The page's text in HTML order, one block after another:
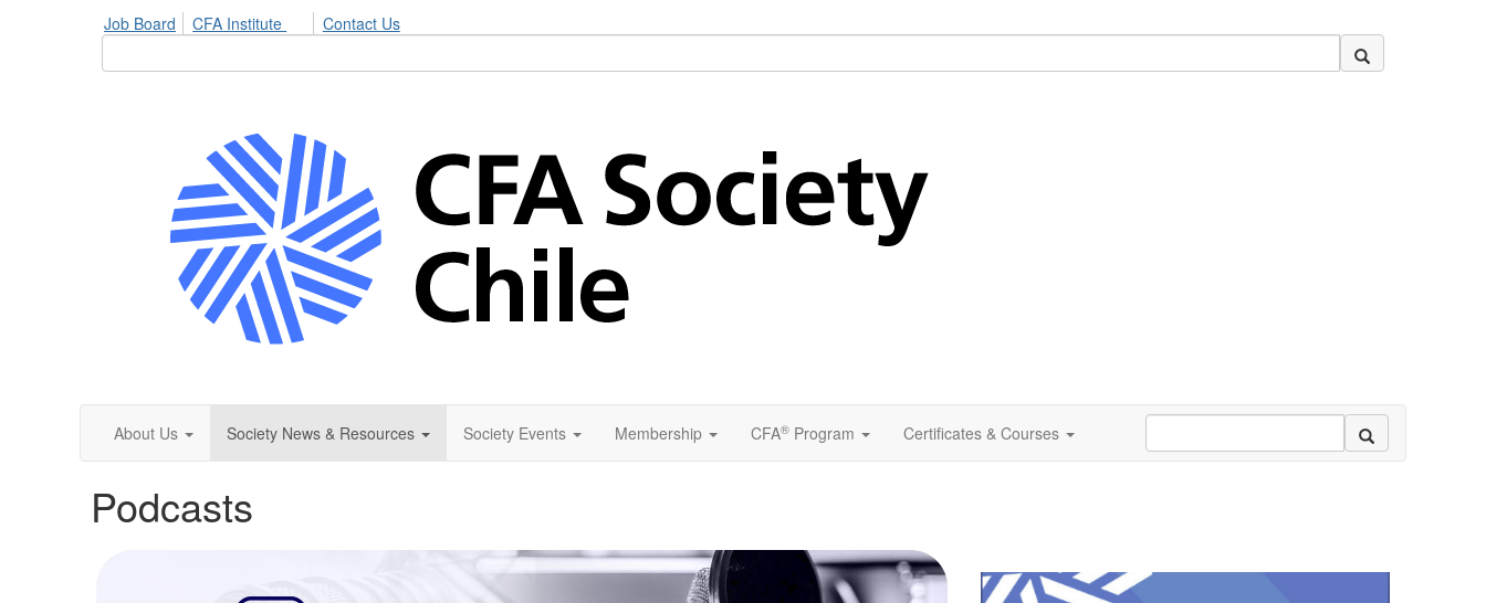
Job Board CFA Institute Contact Us
About Us Society News & Resources Society Events Membership CFA® Program Certificates & Courses
Podcasts